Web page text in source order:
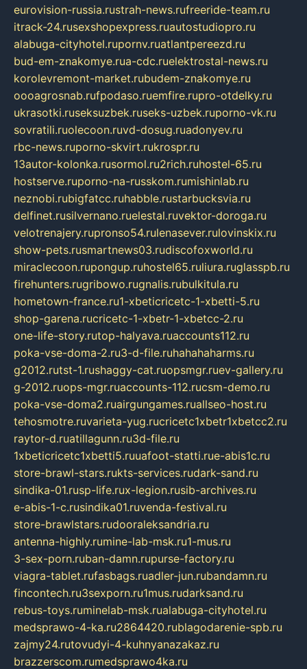
eurovision-russia.rustrah-news.rufreeride-team.ru
itrack-24.rusexshopexpress.ruautostudiopro.ru
alabuga-cityhotel.rupornv.ruatlantpereezd.ru
bud-em-znakomye.rua-cdc.ruelektrostal-news.ru
korolevremont-market.rubudem-znakomye.ru
oooagrosnab.rufpodaso.ruemfire.rupro-otdelky.ru
ukrasotki.ruseksuzbek.ruseks-uzbek.ruporno-vk.ru
sovratili.ruolecoon.ruvd-dosug.ruadonyev.ru
rbc-news.ruporno-skvirt.rukrospr.ru
13autor-kolonka.rusormol.ru2rich.ruhostel-65.ru
hostserve.ruporno-na-russkom.rumishinlab.ru
neznobi.rubigfatcc.ruhabble.rustarbucksvia.ru
delfinet.rusilvernano.ruelestal.ruvektor-doroga.ru
velotrenajery.rupronso54.rulenasever.rulovinskix.ru
show-pets.rusmartnews03.rudiscofoxworld.ru
miraclecoon.rupongup.ruhostel65.ruliura.ruglasspb.ru
firehunters.rugribowo.rugnalis.rubulkitula.ru
hometown-france.ru1-xbeticricetc-1-xbetti-5.ru
shop-garena.rucricetc-1-xbetr-1-xbetcc-2.ru
one-life-story.rutop-halyava.ruaccounts112.ru
poka-vse-doma-2.ru3-d-file.ruhahahaharms.ru
g2012.rutst-1.rushaggy-cat.ruopsmgr.ruev-gallery.ru
g-2012.ruops-mgr.ruaccounts-112.rucsm-demo.ru
poka-vse-doma2.ruairgungames.ruallseo-host.ru
tehosmotre.ruvarieta-yug.rucricetc1xbetr1xbetcc2.ru
raytor-d.ruatillagunn.ru3d-file.ru
1xbeticricetc1xbetti5.ruuafoot-statti.rue-abis1c.ru
store-brawl-stars.rukts-services.rudark-sand.ru
sindika-01.rusp-life.rux-legion.rusib-archives.ru
e-abis-1-c.rusindika01.ruvenda-festival.ru
store-brawlstars.rudooraleksandria.ru
antenna-highly.rumine-lab-msk.ru1-mus.ru
3-sex-porn.ruban-damn.rupurse-factory.ru
viagra-tablet.rufasbags.ruadler-jun.rubandamn.ru
fincontech.ru3sexporn.ru1mus.rudarksand.ru
rebus-toys.ruminelab-msk.rualabuga-cityhotel.ru
medsprawo-4-ka.ru2864420.rublagodarenie-spb.ru
zajmy24.rutovudyi-4-kuhnyanazakaz.ru
brazzerscom.rumedsprawo4ka.ru